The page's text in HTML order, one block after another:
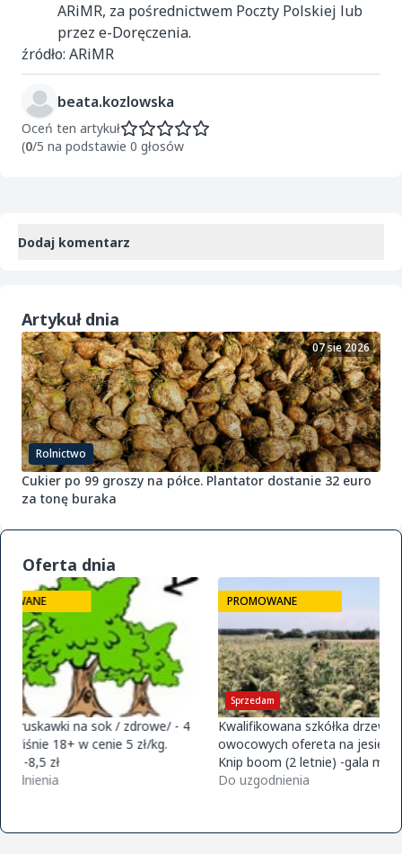
ARiMR, za pośrednictwem Poczty Polskiej lub
przez e-Doręczenia.
źródło: ARiMR
beata.kozlowska
Oceń ten artykuł
(0/5 na podstawie 0 głosów
Dodaj komentarz
Artykuł dnia
Rolnictwo
07 sie 2026
Cukier po 99 groszy na półce. Plantator dostanie 32 euro
za tonę buraka
Oferta dnia
Sprzedam
PROMOWANE
Kwalifikowana szkółka drzewek
owocowych ofereta na jesień 2026
Knip boom (2 letnie) -gala m9/m26 -
golden m9 -jeronimo m9/m26 -mutsu
Do uzgodnienia
Kupię
PROMOWANE
Firma Słowik
kisten. zapraszamy
726015688
Do uzgodnienia